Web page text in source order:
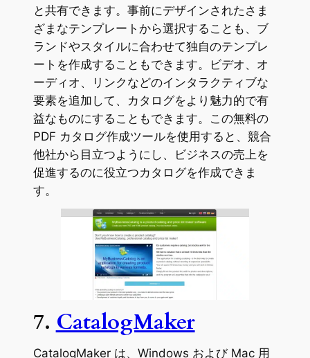
と共有できます。事前にデザインされたさま
ざまなテンプレートから選択することも、ブ
ランドやスタイルに合わせて独自のテンプレ
ートを作成することもできます。ビデオ、オ
ーディオ、リンクなどのインタラクティブな
要素を追加して、カタログをより魅力的で有
益なものにすることもできます。この無料の
PDF カタログ作成ツールを使用すると、競合
他社から目立つようにし、ビジネスの売上を
促進するのに役立つカタログを作成できま
す。
7. CatalogMaker
CatalogMaker は、Windows および Mac 用